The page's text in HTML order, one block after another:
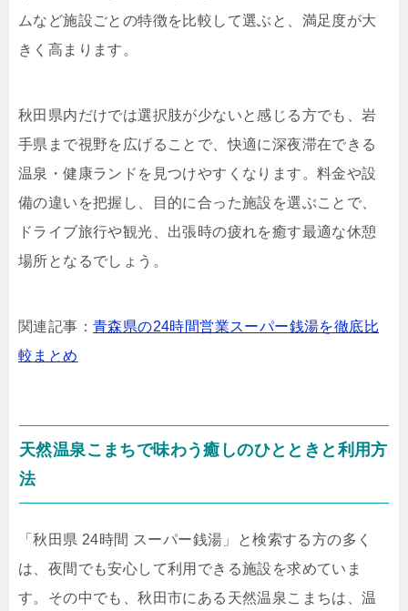
ムなど施設ごとの特徴を比較して選ぶと、満足度が大
きく高まります。
秋田県内だけでは選択肢が少ないと感じる方でも、岩
手県まで視野を広げることで、快適に深夜滞在できる
温泉・健康ランドを見つけやすくなります。料金や設
備の違いを把握し、目的に合った施設を選ぶことで、
ドライブ旅行や観光、出張時の疲れを癒す最適な休憩
場所となるでしょう。
関連記事： 青森県の24時間営業スーパー銭湯を徹底比
較まとめ
天然温泉こまちで味わう癒しのひとときと利用方
法
「秋田県 24時間 スーパー銭湯」と検索する方の多く
は、夜間でも安心して利用できる施設を求めていま
す。その中でも、秋田市にある天然温泉こまちは、温